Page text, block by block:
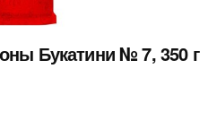
Букатини № 7, 350 г